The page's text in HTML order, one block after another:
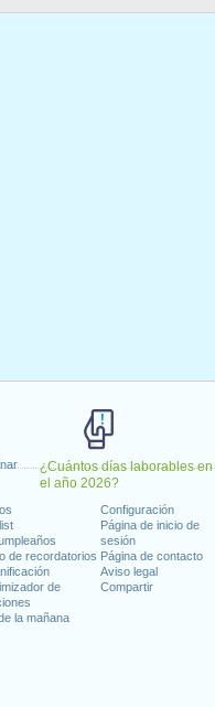
¿Cuántos días laborables en
el año 2026?
de recordatorios
de
la mañana
Configuración
Página de inicio de
sesión
Página de contacto
Aviso legal
Compartir